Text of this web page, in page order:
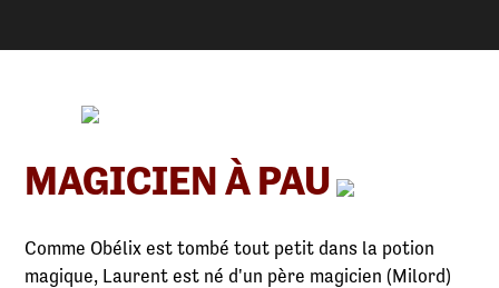
MAGICIEN À PAU
Comme Obélix est tombé tout petit dans la potion
magique, Laurent est né d'un père magicien (Milord)